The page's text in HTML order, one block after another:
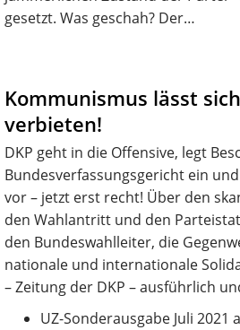
gesetzt. Was geschah? Der…
Kommunismus lässt
verbieten!
DKP geht in die Offensive, legt
Bundesverfassungsgericht ein
vor – jetzt erst recht! Über den
den Wahlantritt und den
den Bundeswahlleiter, die
nationale und internationale
– Zeitung der DKP – ausführlich
UZ-Sonderausgabe Juli 2021